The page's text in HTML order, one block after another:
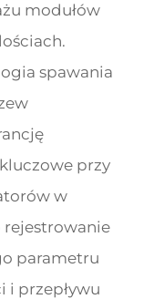
modułów
spawania
przy
w
rejestrowanie
parametru
i przepływu